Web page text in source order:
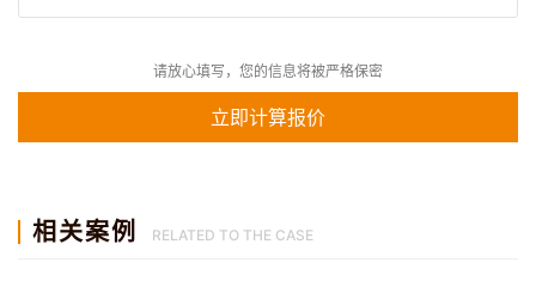
请放心填写，您的信息将被严格保密
相关案例 RELATED TO THE CASE